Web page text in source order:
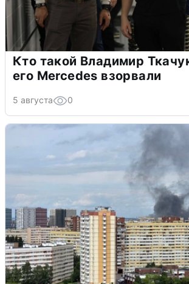
Кто такой Владимир
его Mercedes взорвали
5 августа 0